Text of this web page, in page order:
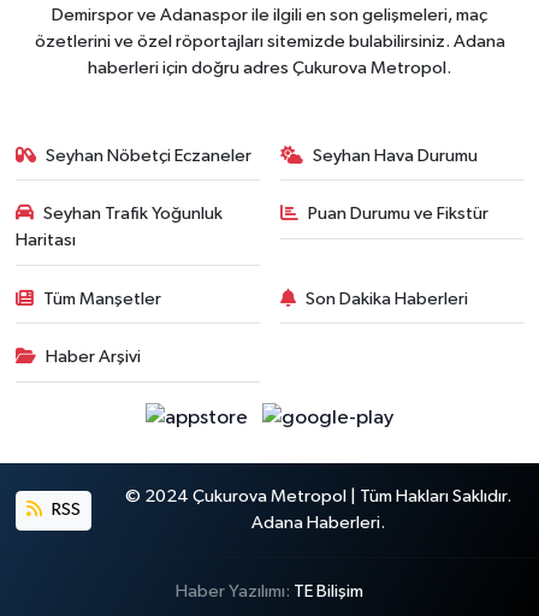
Demirspor ve Adanaspor ile ilgili en son gelişmeleri, maç
özetlerini ve özel röportajları sitemizde bulabilirsiniz. Adana
haberleri için doğru adres Çukurova Metropol.
Seyhan Nöbetçi Eczaneler Seyhan Hava Durumu
Seyhan Trafik Yoğunluk
Haritası
Puan Durumu ve Fikstür
Tüm Manşetler Son Dakika Haberleri
Haber Arşivi
RSS
© 2024 Çukurova Metropol | Tüm Hakları Saklıdır.
Adana Haberleri.
Haber Yazılımı: TE Bilişim